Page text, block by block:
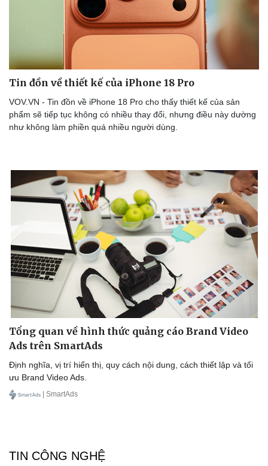
Tin đồn về thiết kế của iPhone 18 Pro
VOV.VN - Tin đồn về iPhone 18 Pro cho thấy thiết kế của sản
phẩm sẽ tiếp tục không có nhiều thay đổi, nhưng điều này dường
như không làm phiền quá nhiều người dùng.
Tổng quan về hình thức quảng cáo Brand Video
Ads trên SmartAds
Định nghĩa, vị trí hiển thị, quy cách nội dung, cách thiết lập và tối
ưu Brand Video Ads.
| SmartAds
TIN CÔNG NGHỆ